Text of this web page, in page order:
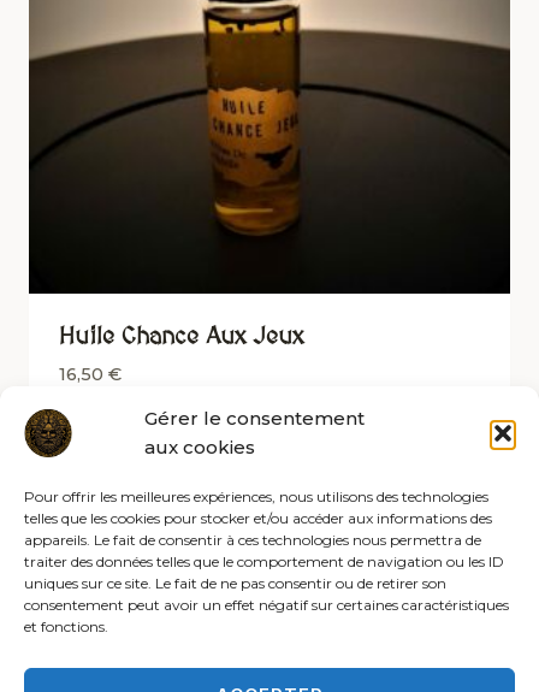
Gérer le consentement
aux cookies
Pour offrir les meilleures expériences, nous utilisons des technologies
telles que les cookies pour stocker et/ou accéder aux informations des
appareils. Le fait de consentir à ces technologies nous permettra de
traiter des données telles que le comportement de navigation ou les ID
uniques sur ce site. Le fait de ne pas consentir ou de retirer son
consentement peut avoir un effet négatif sur certaines caractéristiques
et fonctions.
Huile Chance Aux Jeux
16,50 €